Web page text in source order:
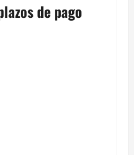
de pago